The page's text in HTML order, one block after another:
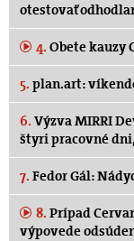
otestovať
4. Obete kauzy
5. plan.art:
6. Výzva MIRRI
štyri pracovné
7. Fedor Gál:
8. Prípad
výpovede